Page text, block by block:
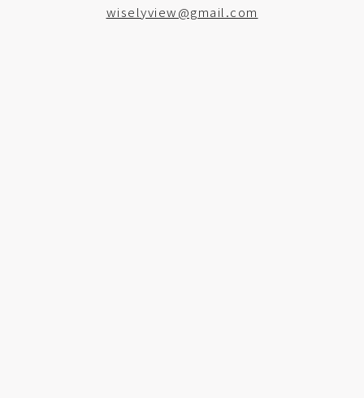
wiselyview@gmail.com